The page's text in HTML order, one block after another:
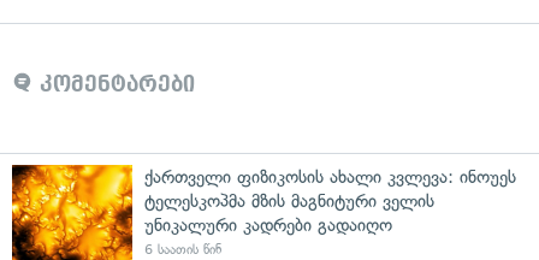
კომენტარები
ქართველი ფიზიკოსის ახალი კვლევა: ინოუეს
ტელესკოპმა მზის მაგნიტური ველის
უნიკალური კადრები გადაიღო
6 საათის წინ